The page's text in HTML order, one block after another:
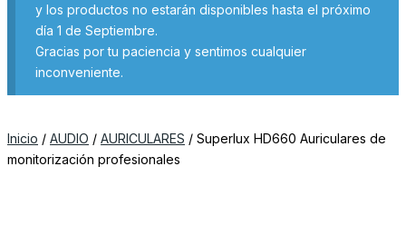
y los productos no estarán disponibles hasta el próximo
día 1 de Septiembre.
Gracias por tu paciencia y sentimos cualquier
inconveniente.
Inicio / AUDIO / AURICULARES / Superlux HD660 Auriculares de
monitorización profesionales